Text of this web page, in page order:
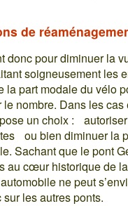
de
donc pour diminuer la
soigneusement les
la part modale du vélo
nombre. Dans les
un choix :
ou bien diminuer la
Sachant que le pont
au cœur historique de
ne peut
les autres ponts.